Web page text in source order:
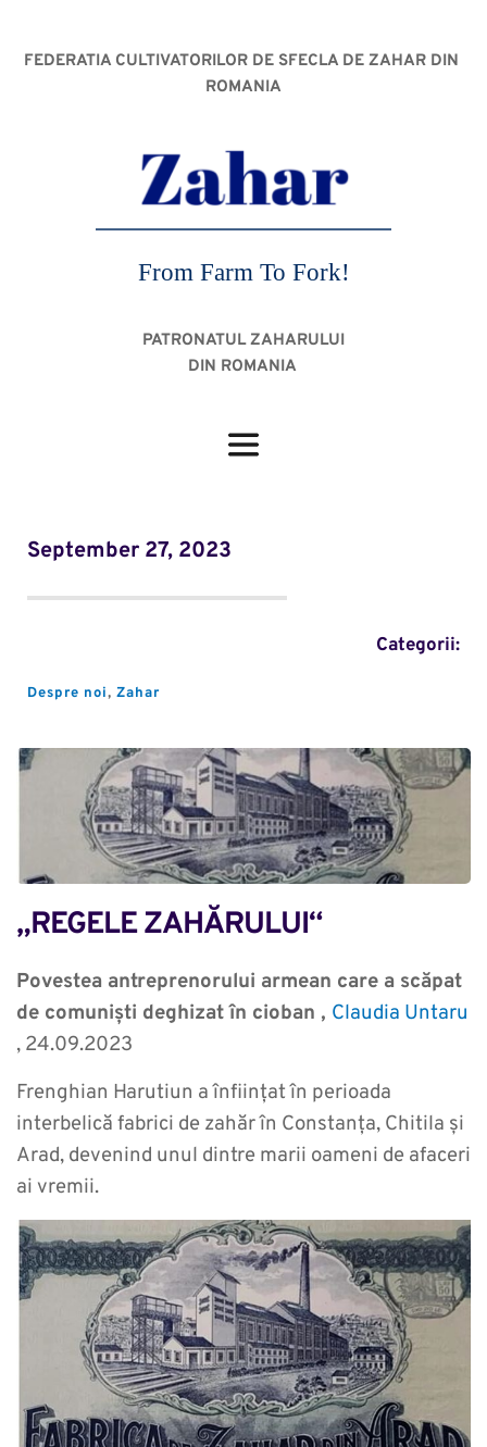
FEDERATIA CULTIVATORILOR DE SFECLA DE ZAHAR DIN
ROMANIA
From Farm To Fork!
PATRONATUL ZAHARULUI
DIN ROMANIA
September 27, 2023
Categorii:
Despre noi, Zahar
„REGELE ZAHĂRULUI“
Povestea antreprenorului armean care a scăpat
de comuniști deghizat în cioban , Claudia Untaru
, 24.09.2023
Frenghian Harutiun a înființat în perioada
interbelică fabrici de zahăr în Constanța, Chitila și
Arad, devenind unul dintre marii oameni de afaceri
ai vremii.